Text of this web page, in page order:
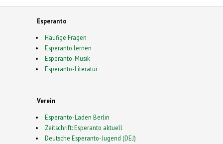
Esperanto
Häufige Fragen
Esperanto lernen
Esperanto-Musik
Esperanto-Literatur
Verein
Esperanto-Laden Berlin
Zeitschrift: Esperanto aktuell
Deutsche Esperanto-Jugend (DEJ)